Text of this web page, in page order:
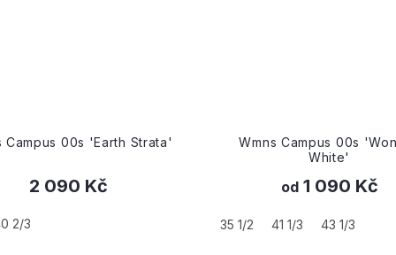
Campus 00s 'Wonder
od1 090 Kč
41 1/3
Campus 00s 'Collegiate
1 990 Kč
39 1/3